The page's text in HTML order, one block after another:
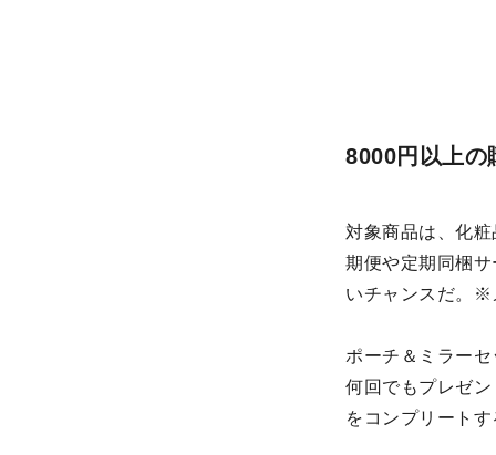
8000円以上の
対象商品は、化
期便や定期同梱
いチャンスだ。※
ポーチ＆ミラー
何回でもプレゼ
をコンプリート